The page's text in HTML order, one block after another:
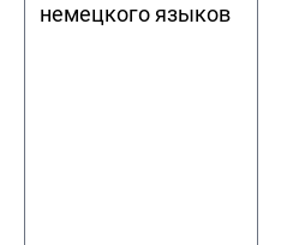
немецкого языков